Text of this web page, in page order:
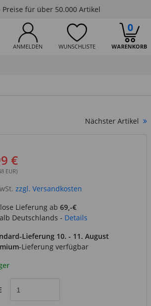
Preise für über 50.000 Artikel
ANMELDEN WUNSCHLISTE WARENKORB
0
STARTEN
Nächster Artikel
€
EUR)
zzgl. Versandkosten
Lieferung ab 69,-€
Deutschlands - Details
Lieferung 10. - 11. August
-Lieferung verfügbar